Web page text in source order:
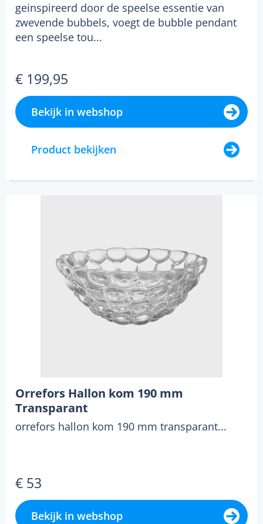
geinspireerd door de speelse essentie van
zwevende bubbels, voegt de bubble pendant
een speelse tou...
€ 199,95
Bekijk in webshop
Product bekijken
Orrefors Hallon kom 190 mm
Transparant
orrefors hallon kom 190 mm transparant...
€ 53
Bekijk in webshop